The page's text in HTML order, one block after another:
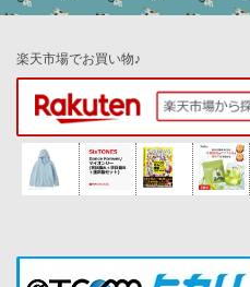
楽天市場でお買い物♪